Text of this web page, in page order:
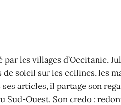
par les villages d’Occitanie,
soleil sur les collines, les
articles, il partage son
Ouest. Son credo :